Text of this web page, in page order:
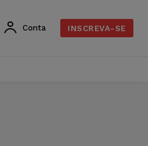
Conta INSCREVA-SE